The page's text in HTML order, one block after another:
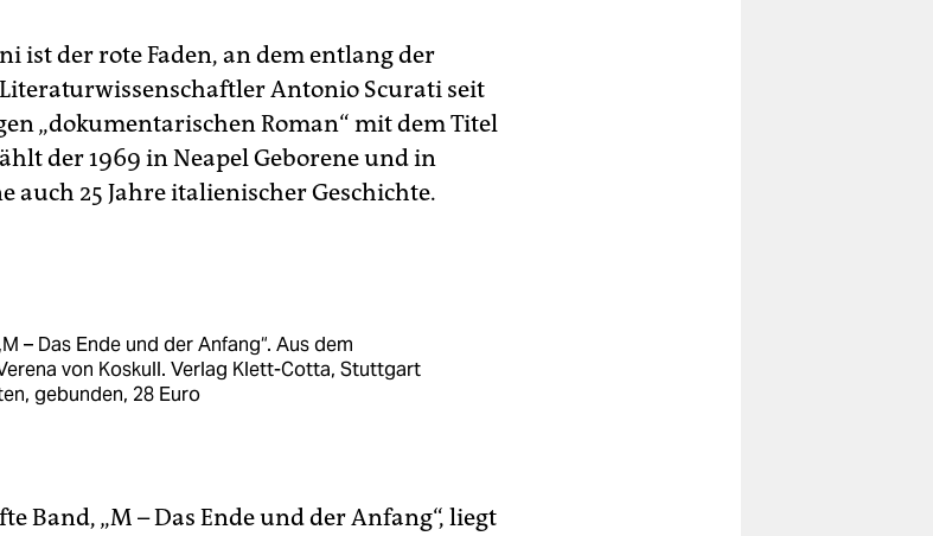
ist der rote Faden, an dem entlang der
Antonio Scurati seit
„dokumentarischen Roman“ mit dem Titel
der 1969 in Neapel Geborene und in
auch 25 Jahre italienischer Geschichte.
– Das Ende und der Anfang“. Aus dem
von Koskull. Verlag Klett-Cotta, Stuttgart
gebunden, 28 Euro
Band, „M – Das Ende und der Anfang“, liegt